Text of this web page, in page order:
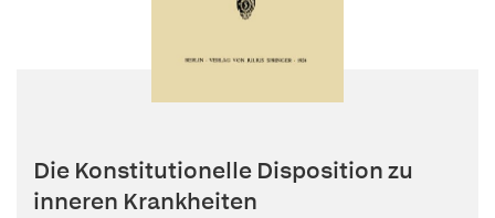
Die Konstitutionelle Disposition zu
inneren Krankheiten